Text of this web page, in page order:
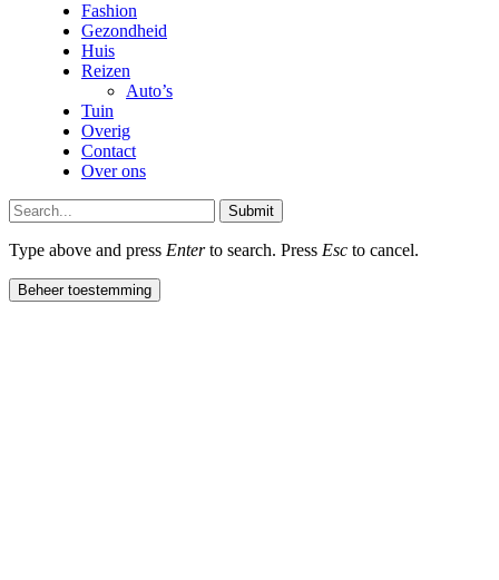
Fashion
Gezondheid
Huis
Reizen
Auto’s
Tuin
Overig
Contact
Over ons
Submit
Type above and press Enterto search. Press Esc to cancel.
Beheer toestemming